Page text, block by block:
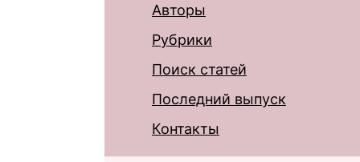
Авторы
Рубрики
Поиск статей
Последний выпуск
Контакты